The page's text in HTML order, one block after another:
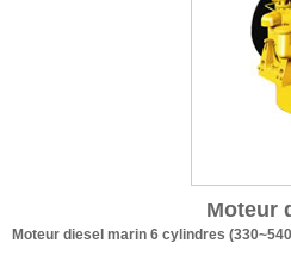
Moteur
Moteur diesel marin 6 cylindres